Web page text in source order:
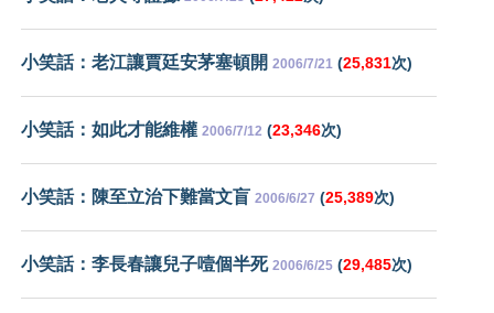
小笑話：老江讓賈廷安茅塞頓開 2006/7/21 (25,831次)
小笑話：如此才能維權 2006/7/12 (23,346次)
小笑話：陳至立治下難當文盲 2006/6/27 (25,389次)
小笑話：李長春讓兒子噎個半死 2006/6/25 (29,485次)